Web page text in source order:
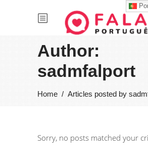
Author:
sadmfalport
Home / Articles posted by
Sorry, no posts matched your